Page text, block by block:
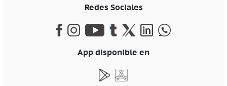
Redes Sociales
App disponible en